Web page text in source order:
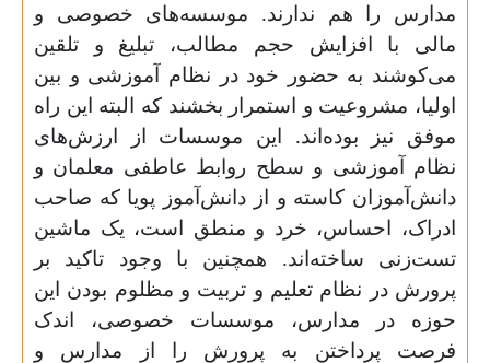
مدارس را هم ندارند. موسسه‌های خصوصی و
مالی با افزایش حجم مطالب، تبلیغ و تلقین
می‌کوشند به حضور خود در نظام آموزشی و بین
اولیا، مشروعیت و استمرار بخشند که البته این راه
موفق نیز بوده‌اند. این موسسات از ارزش‌های
نظام آموزشی و سطح روابط عاطفی معلمان و
دانش‌آموزان کاسته و از دانش‌آموز پویا که صاحب
ادراک، احساس، خرد و منطق است، یک ماشین
تست‌زنی ساخته‌اند. همچنین با وجود تاکید بر
پرورش در نظام تعلیم و تربیت و مظلوم بودن این
حوزه در مدارس، موسسات خصوصی، اندک
فرصت پرداختن به پرورش را از مدارس و